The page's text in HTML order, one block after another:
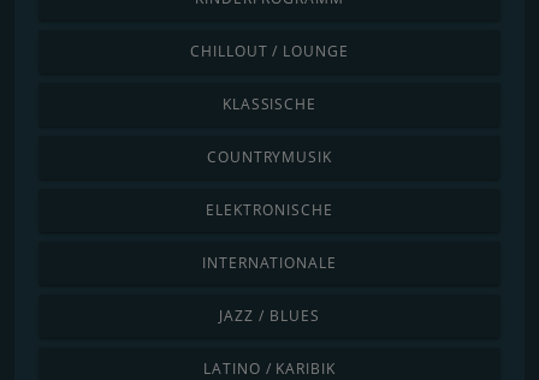
CHILLOUT / LOUNGE
KLASSISCHE
COUNTRYMUSIK
ELEKTRONISCHE
INTERNATIONALE
JAZZ / BLUES
LATINO / KARIBIK